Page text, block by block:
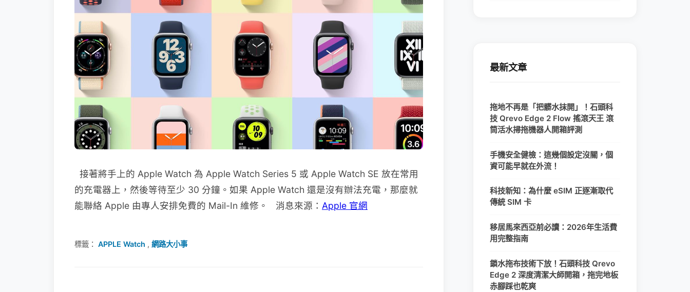
接著將手上的 Apple Watch 為 Apple Watch Series 5 或 Apple Watch SE 放在常用
的充電器上，然後等待至少 30 分鐘。如果 Apple Watch 還是沒有辦法充電，那麼就
能聯絡 Apple 由專人安排免費的 Mail-In 維修。 消息來源： Apple 官網
標籤： APPLE Watch , 網路大小事
最新文章
拖地不再是「把髒水抹開」！石頭科
技 Qrevo Edge 2 Flow 搖滾天王 滾
筒活水掃拖機器人開箱評測
手機安全健檢：這幾個設定沒關，個
資可能早就在外流！
科技新知：為什麼 eSIM 正逐漸取代
傳統 SIM 卡
移居馬來西亞前必讀：2026年生活費
用完整指南
鎖水拖布技術下放！石頭科技 Qrevo
Edge 2 深度清潔大師開箱，拖完地板
赤腳踩也乾爽